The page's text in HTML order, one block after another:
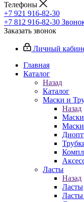
Телефоны
+7 921 916-82-30
+7 812 916-82-30
Заказать звонок
Личный
Главная
Каталог
Назад
Каталог
Маски и
Назад
Маски
Ласты
Назад
Ласты
Ласты